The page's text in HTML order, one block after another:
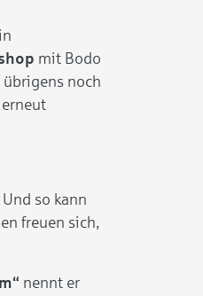
mit Bodo
übrigens noch
so kann
freuen sich,
nennt er